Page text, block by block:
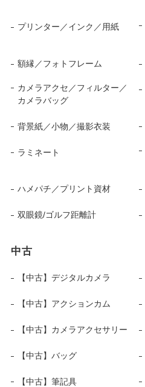
プリンター／インク／用紙
額縁／フォトフレーム
カメラアクセ／フィルター／
カメラバッグ
背景紙／小物／撮影衣装
ラミネート
ハメパチ／プリント資材
双眼鏡/ゴルフ距離計
中古
【中古】デジタルカメラ
【中古】アクションカム
【中古】カメラアクセサリー
【中古】バッグ
【中古】筆記具